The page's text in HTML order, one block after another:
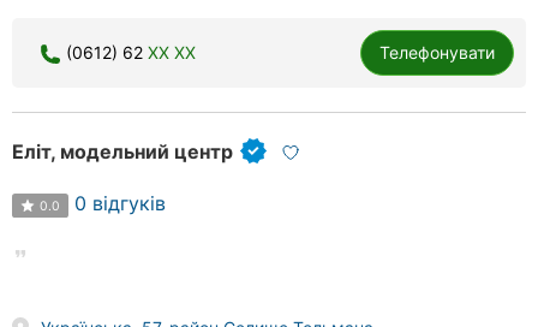
(0612) 62 XX XX Телефонувати
Еліт, модельний центр
0.0 0 відгуків